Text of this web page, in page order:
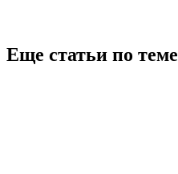
Еще статьи по теме